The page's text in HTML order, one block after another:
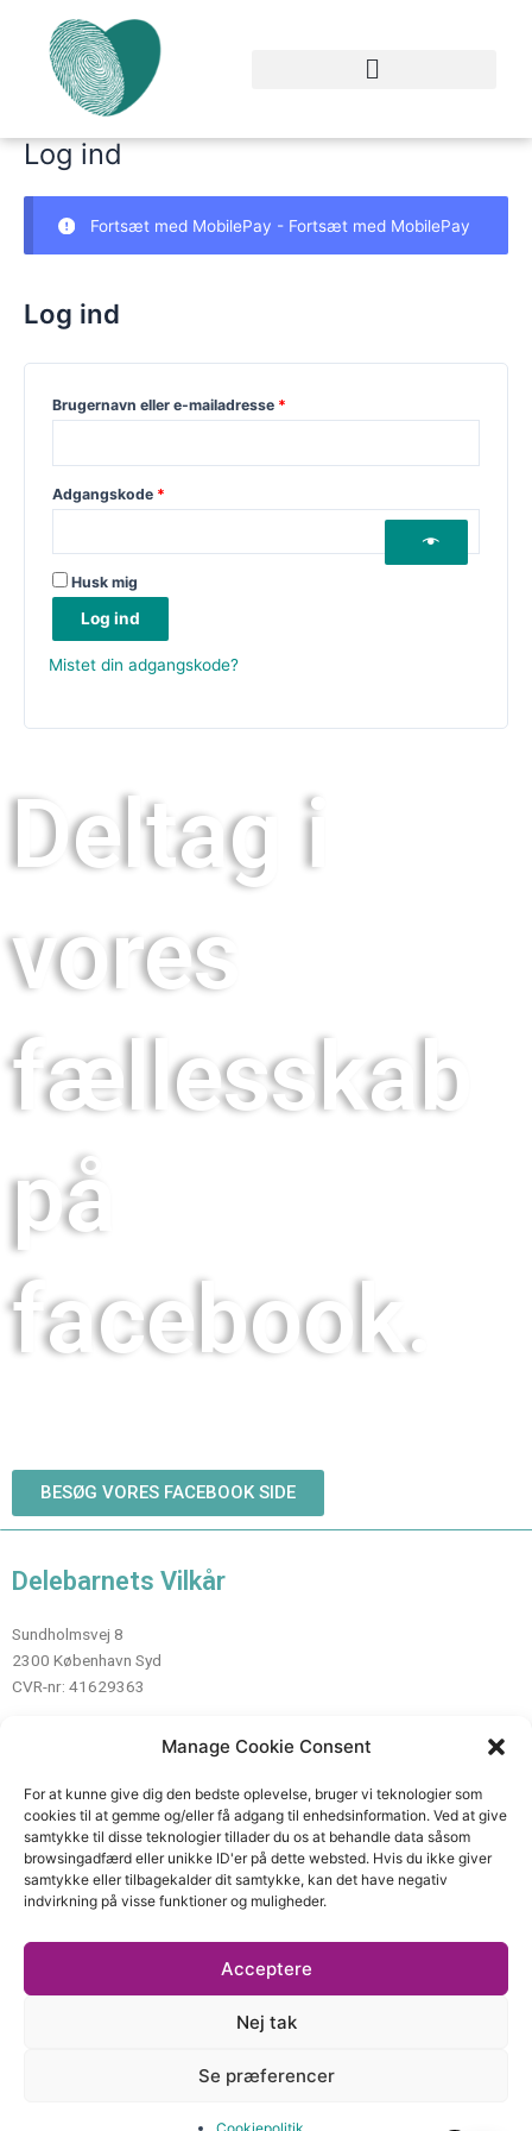
Manage Cookie Consent
For at kunne give dig den bedste oplevelse, bruger vi teknologier som
cookies til at gemme og/eller få adgang til enhedsinformation. Ved at give
samtykke til disse teknologier tillader du os at behandle data såsom
browsingadfærd eller unikke ID'er på dette websted. Hvis du ikke giver
samtykke eller tilbagekalder dit samtykke, kan det have negativ
indvirkning på visse funktioner og muligheder.
Acceptere
Nej tak
Se præferencer
indholdet
Log ind
Fortsæt med MobilePay - Fortsæt med MobilePay
Log ind
Brugernavn eller e-mailadresse *
Adgangskode *
Husk mig
Log ind
Mistet din adgangskode?
Deltag i
vores
fællesskab
på
facebook.
BESØG VORES FACEBOOK SIDE
Delebarnets Vilkår
Sundholmsvej 8
2300 København Syd
CVR-nr: 41629363
Mail:info@delebarnetsvilkaar.dk
Telefon: 89 80 85 45